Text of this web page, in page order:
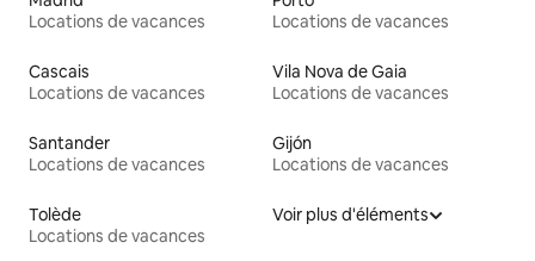
Locations de vacances
Locations de vacances
Cascais
Locations de vacances
Vila Nova de Gaia
Locations de vacances
Santander
Locations de vacances
Gijón
Locations de vacances
Tolède
Locations de vacances
Voir plus d'éléments